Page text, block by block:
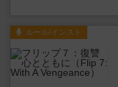
ルール/インスト